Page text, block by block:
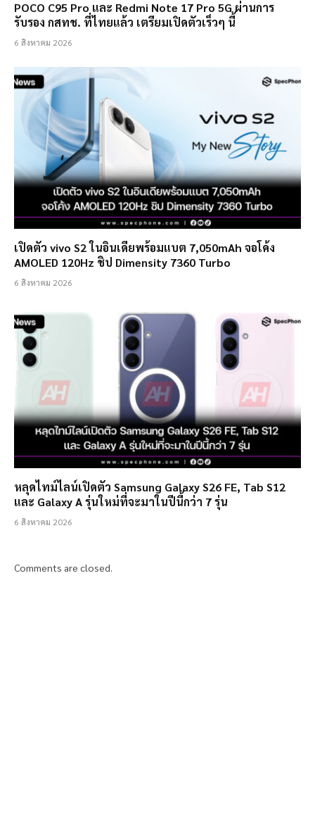
POCO C95 Pro และ Redmi Note 17 Pro 5G ผ่านการ
รับรอง กสทช. ที่ไทยแล้ว เตรียมเปิดตัวเร็วๆ นี้
6 สิงหาคม 2026
เปิดตัว vivo S2 ในอินเดียพร้อมแบต 7,050mAh จอโค้ง
AMOLED 120Hz ชิป Dimensity 7360 Turbo
6 สิงหาคม 2026
หลุดไทม์ไลน์เปิดตัว Samsung Galaxy S26 FE, Tab S12
และ Galaxy A รุ่นใหม่ที่จะมาในปีนี้กว่า 7 รุ่น
6 สิงหาคม 2026
Comments are closed.